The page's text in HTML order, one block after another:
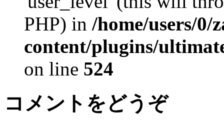
PHP) in /home/users/0/
content/plugins/
on line 524
コメントをどうぞ